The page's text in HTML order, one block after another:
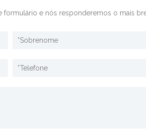
e nós responderemos o mais